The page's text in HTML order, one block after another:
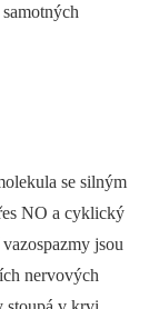
se silným
NO a cyklický
jsou
nervových